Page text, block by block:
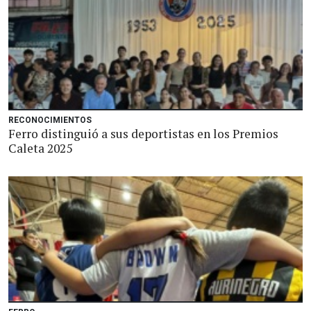
RECONOCIMIENTOS
Ferro distinguió a sus deportistas en los Premios
Caleta 2025